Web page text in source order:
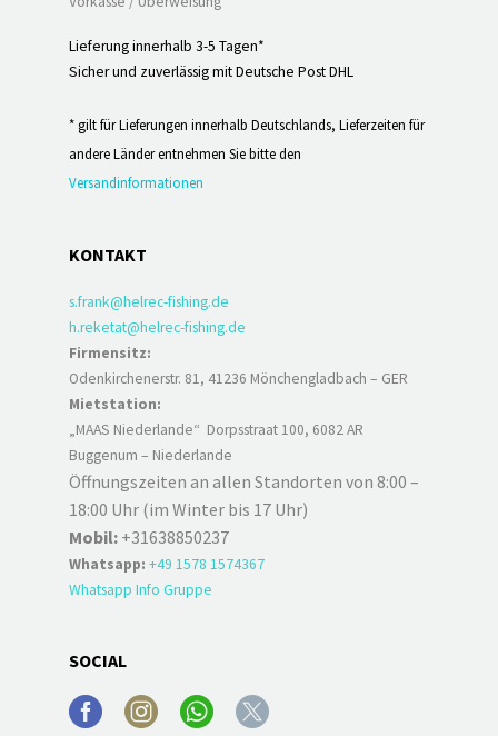
Lieferung innerhalb 3-5 Tagen*
Sicher und zuverlässig mit Deutsche Post DHL
* gilt für Lieferungen innerhalb Deutschlands, Lieferzeiten für
andere Länder entnehmen Sie bitte den
Versandinformationen
KONTAKT
s.frank@helrec-fishing.de
h.reketat@helrec-fishing.de
Firmensitz:
Odenkirchenerstr. 81, 41236 Mönchengladbach – GER
Mietstation:
„MAAS Niederlande“ Dorpsstraat 100, 6082 AR
Buggenum – Niederlande
Öffnungszeiten an allen Standorten von 8:00 –
18:00 Uhr (im Winter bis 17 Uhr)
Mobil: +31638850237
Whatsapp: +49 1578 1574367
Whatsapp Info Gruppe
SOCIAL